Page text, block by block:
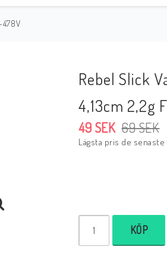
Rebel Slick
4,13cm 2,2g
69 SEK
49 SEK
Lägsta pris de senaste
KÖP